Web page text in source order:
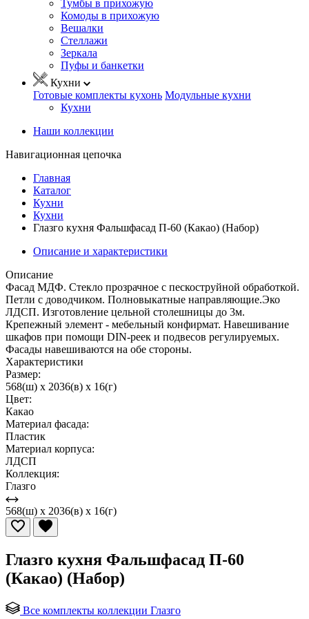
Тумбы в прихожую
Комоды в прихожую
Вешалки
Стеллажи
Зеркала
Пуфы и банкетки
Кухни
Готовые комплекты кухонь Модульные кухни
Кухни
Наши коллекции
Навигационная цепочка
Главная
Каталог
Кухни
Кухни
Глазго кухня Фальшфасад П-60 (Какао) (Набор)
Описание и характеристики
Описание
Фасад МДФ. Стекло прозрачное с пескоструйной обработкой.
Петли с доводчиком. Полновыкатные направляющие.Эко
ЛДСП. Изготовление цельной столешницы до 3м.
Крепежный элемент - мебельный конфирмат. Навешивание
шкафов при помощи DIN-реек и подвесов регулируемых.
Фасады навешиваются на обе стороны.
Характеристики
Размер:
568(ш) x 2036(в) x 16(г)
Цвет:
Какао
Материал фасада:
Пластик
Материал корпуса:
ЛДСП
Коллекция:
Глазго
568(ш) x 2036(в) x 16(г)
Глазго кухня Фальшфасад П-60
(Какао) (Набор)
Все комплекты коллекции Глазго